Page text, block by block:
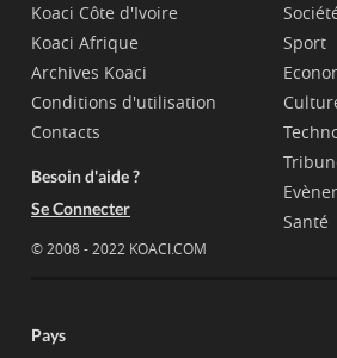
Koaci Côte d'Ivoire
Koaci Afrique
Archives Koaci
Conditions d'utilisation
Contacts
Besoin d'aide ?
Se Connecter
© 2008 - 2022 KOACI.COM
Sport
Santé
Pays